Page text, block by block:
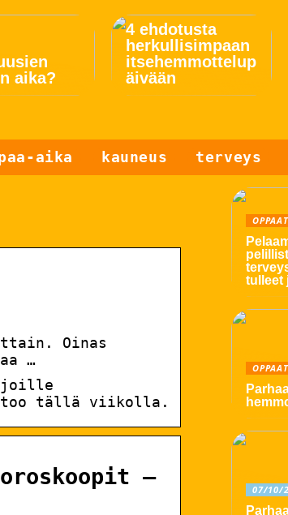
aika?
4 ehdotusta
herkullisimpaan
itsehemmottelup
äivään
aika kauneus terveys
Oinas
…
tällä viikolla.
–
OPPAAT
tulleet
OPPAAT
07/10/